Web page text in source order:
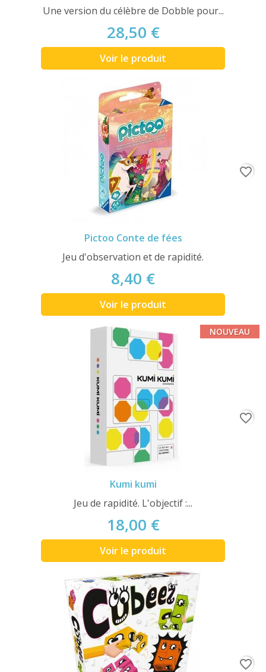
Une version du célèbre de Dobble pour...
28,50 €
Voir le produit
Pictoo Conte de fées
Jeu d'observation et de rapidité.
8,40 €
Voir le produit
favorite_border
Kumi kumi
Jeu de rapidité. L'objectif :...
18,00 €
Voir le produit
NOUVEAU
favorite_border
favorite_border